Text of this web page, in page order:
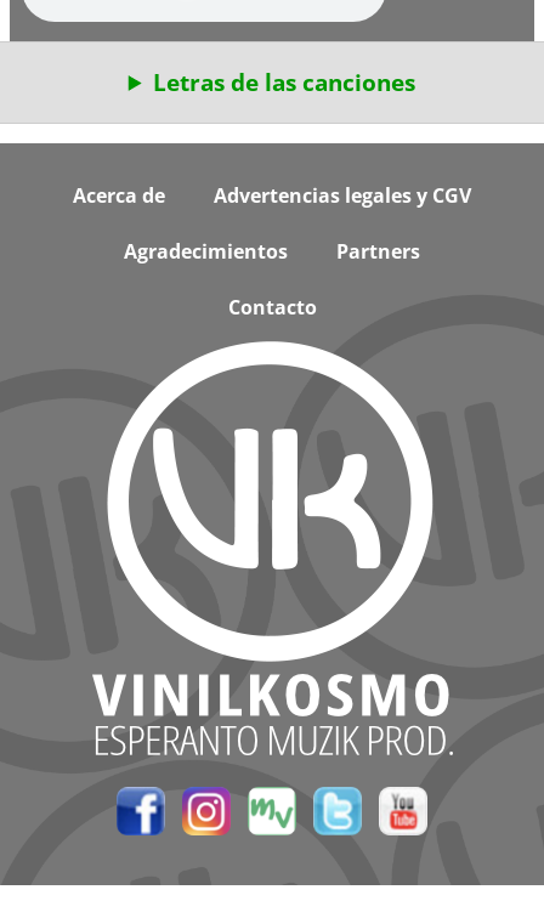
Letras de las canciones
FooterAcerca de Advertencias legales y CGV
Agradecimientos Partners
Contacto